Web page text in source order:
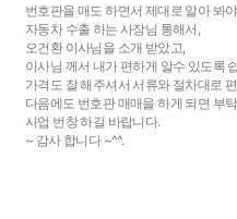
번호판을 매도 하면서 제대로 알아 봐
자동차 수출 하는 사장님 통해서,
오건환 이사님을 소개 받았고,
이사님 께서 내가 편하게 알수 있도록
가격도 잘 해주셔서 서류와 절차대로
다음에도 번호판 매매을 하게 되면 부
사업 번창 하길 바랍니다.
~ 감사 합니다 ~^^.